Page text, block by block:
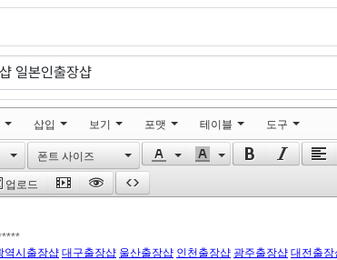
삽입 보기 포맷 테이블 도구
폰트 사이즈
업로드